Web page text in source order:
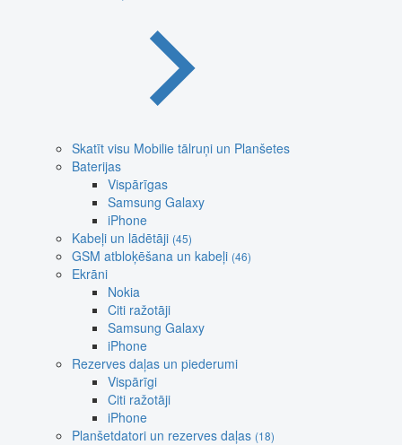
Skatīt visu Mobilie tālruņi un Planšetes
Baterijas
Vispārīgas
Samsung Galaxy
iPhone
Kabeļi un lādētāji (45)
GSM atbloķēšana un kabeļi (46)
Ekrāni
Nokia
Citi ražotāji
Samsung Galaxy
iPhone
Rezerves daļas un piederumi
Vispārīgi
Citi ražotāji
iPhone
Planšetdatori un rezerves daļas (18)